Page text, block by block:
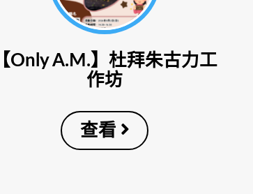
【Only A.M.】杜拜朱古力工
作坊
查看